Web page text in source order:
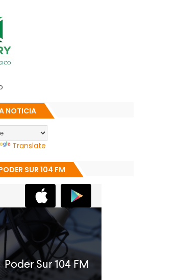
NOTICIA
Translate
SUR 104 FM